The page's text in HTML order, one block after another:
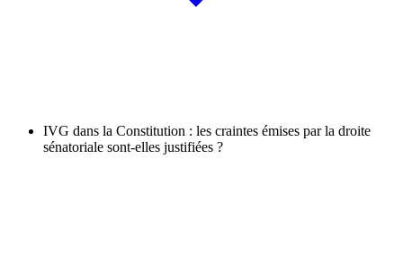
IVG dans la Constitution : les craintes émises par la droite
sénatoriale sont-elles justifiées ?